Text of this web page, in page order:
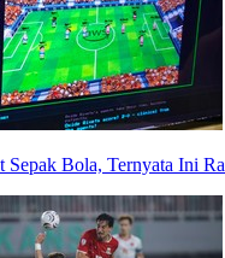
Bola, Ternyata Ini